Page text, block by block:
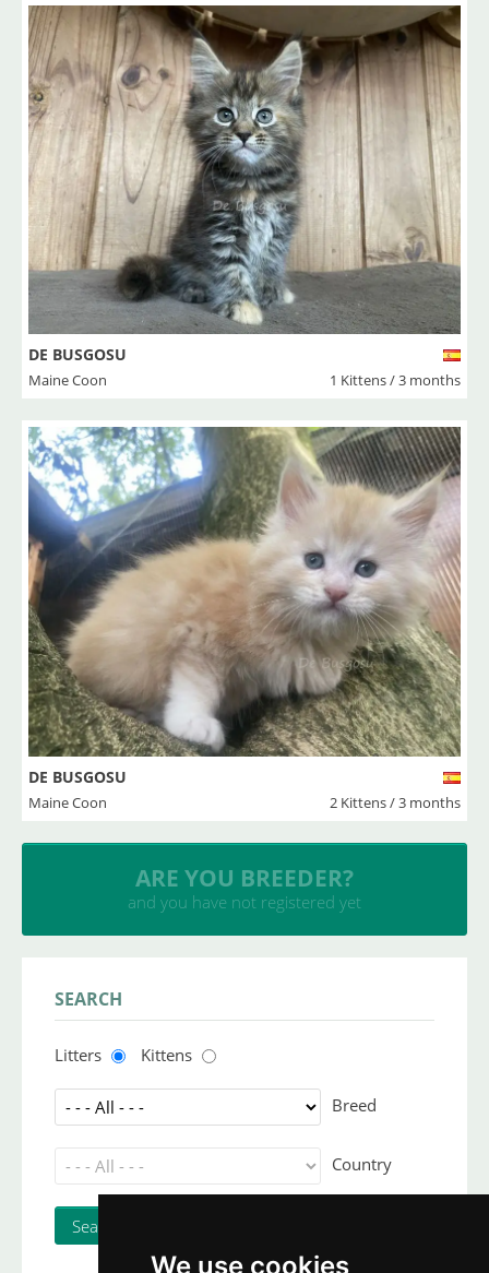
We use cookies
DE BUSGOSU
Maine Coon 1 Kittens / 3 months
DE BUSGOSU
Maine Coon 2 Kittens / 3 months
INSERT YOUR CATTERY
and upload your litters
SEARCH
Litters Kittens
Breed
Country